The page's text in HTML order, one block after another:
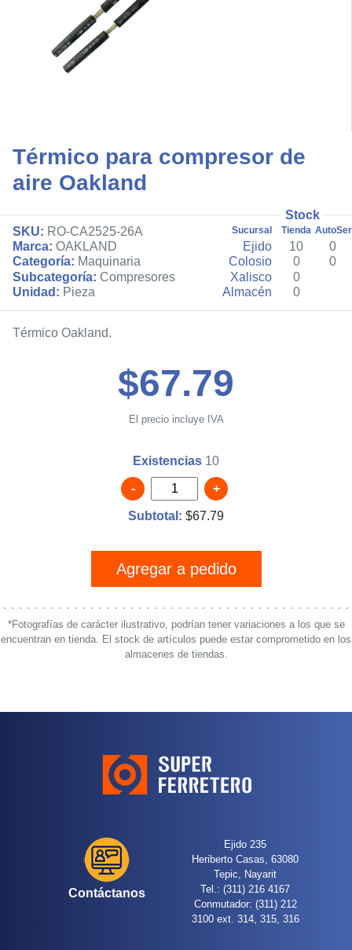
Térmico para compresor de
aire Oakland
Stock
SKU: RO-CA2525-26A
Marca: OAKLAND
Categoría: Maquinaria
Subcategoría: Compresores
Unidad: Pieza
Sucursal Tienda
Ejido 10
0
Colosio
0
0
Xalisco
0
Almacén
0
Térmico Oakland.
$67.79
El precio incluye IVA
Existencias 10
- +
Subtotal: $67.79
Agregar a pedido
*Fotografías de carácter ilustrativo, podrían tener variaciones a los que se
encuentran en tienda. El stock de artículos puede estar comprometido en los
almacenes de tiendas.
Contáctanos
Ejido 235
Heriberto Casas, 63080
Tepic, Nayarit
Tel.: (311) 216 4167
Conmutador: (311) 212
3100 ext. 314, 315, 316